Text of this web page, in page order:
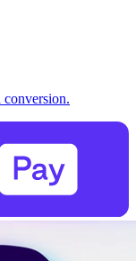
conversion.